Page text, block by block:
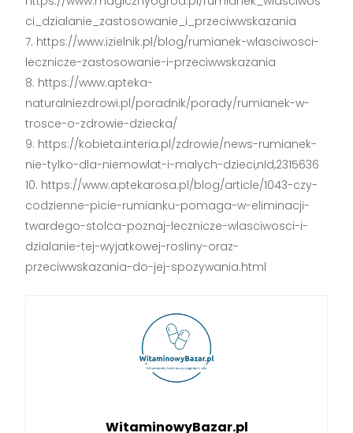
ci_dzialanie_zastosowanie_i_przeciwwskazania
https://www.izielnik.pl/blog/rumianek-wlasciwosci-
lecznicze-zastosowanie-i-przeciwwskazania
https://www.apteka-
naturalniezdrowi.pl/poradnik/porady/rumianek-w-
trosce-o-zdrowie-dziecka/
https://kobieta.interia.pl/zdrowie/news-rumianek-
nie-tylko-dla-niemowlat-i-malych-dzieci,nId,2315636
https://www.aptekarosa.pl/blog/article/1043-czy-
codzienne-picie-rumianku-pomaga-w-eliminacji-
twardego-stolca-poznaj-lecznicze-wlasciwosci-i-
dzialanie-tej-wyjatkowej-rosliny-oraz-
przeciwwskazania-do-jej-spozywania.html
WitaminowyBazar.pl